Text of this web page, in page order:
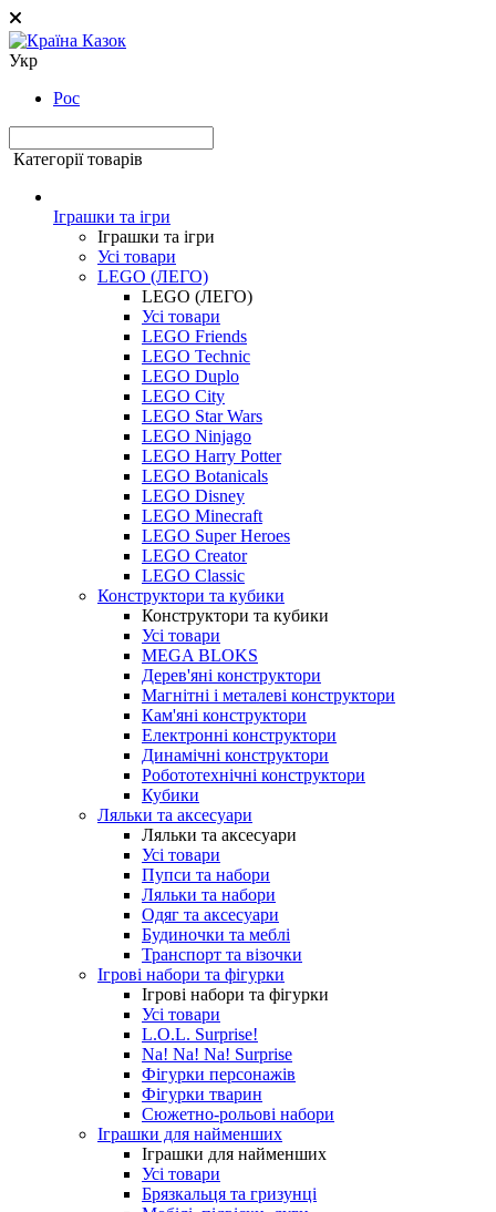
Укр
Рос
Категорії товарів
Іграшки та ігри
Іграшки та ігри
Усі товари
LEGO (ЛЕГО)
LEGO (ЛЕГО)
Усі товари
LEGO Friends
LEGO Technic
LEGO Duplo
LEGO City
LEGO Star Wars
LEGO Ninjago
LEGO Harry Potter
LEGO Botanicals
LEGO Disney
LEGO Minecraft
LEGO Super Heroes
LEGO Creator
LEGO Classic
Конструктори та кубики
Конструктори та кубики
Усі товари
MEGA BLOKS
Дерев'яні конструктори
Магнітні і металеві конструктори
Кам'яні конструктори
Електронні конструктори
Динамічні конструктори
Робототехнічні конструктори
Кубики
Ляльки та аксесуари
Ляльки та аксесуари
Усі товари
Пупси та набори
Ляльки та набори
Одяг та аксесуари
Будиночки та меблі
Транспорт та візочки
Ігрові набори та фігурки
Ігрові набори та фігурки
Усі товари
L.O.L. Surprise!
Na! Na! Na! Surprise
Фігурки персонажів
Фігурки тварин
Сюжетно-рольові набори
Іграшки для найменших
Іграшки для найменших
Усі товари
Брязкальця та гризунці